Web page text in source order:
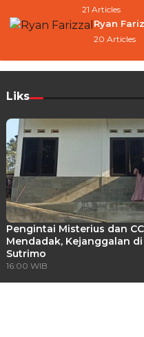
21 Articles
Ryan
20 Articles
Liks
Pengintai Misterius dan
Mendadak, Kejanggalan di
Sutrimo
16:00 WIB